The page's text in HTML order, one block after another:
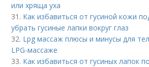
или хряща уха
31. Как избавиться от гусиной кожи
убрать гусиные лапки вокруг глаз
32. Lpg массаж плюсы и минусы для
LPG-массаже
33. Как избавиться от гусиных лапок